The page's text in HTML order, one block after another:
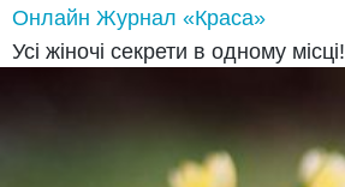
Онлайн Журнал «Краса»
Усі жіночі секрети в одному місці!